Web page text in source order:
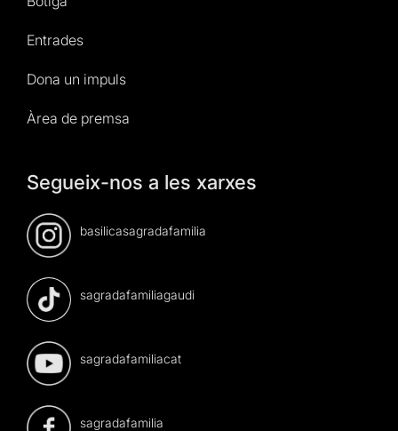
Entrades
Dona un impuls
Àrea de premsa
Segueix-nos a les xarxes
basilicasagradafamilia
sagradafamiliagaudi
sagradafamiliacat
sagradafamilia